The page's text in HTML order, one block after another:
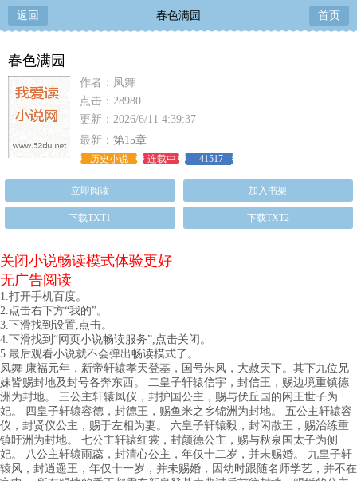
返回 春色满园 首页
春色满园
作者：凤舞
点击：28980
更新：2026/6/11 4:39:37
最新： 第15章
历史小说 连载中 41517
立即阅读 加入书架
下载TXT1 下载TXT2
关闭小说畅读模式体验更好
无广告阅读
1.打开手机百度。
2.点击右下方“我的”。
3.下滑找到设置,点击。
4.下滑找到“网页小说畅读服务”,点击关闭。
5.最后观看小说就不会弹出畅读模式了。
凤舞 康福元年，新帝轩辕孝天登基，国号朱凤，大赦天下。其下九位兄
妹皆赐封地及封号各奔东西。 二皇子轩辕信宇，封信王，赐边境重镇德
洲为封地。 三公主轩辕凤仪，封护国公主，赐与伏丘国的闲王世子为
妃。 四皇子轩辕容德，封德王，赐鱼米之乡锦洲为封地。 五公主轩辕容
仪，封贤仪公主，赐于左相为妻。 六皇子轩辕毅，封闲散王，赐治练重
镇盱洲为封地。 七公主轩辕红裳，封颜德公主，赐与秋泉国太子为侧
妃。 八公主轩辕雨蕊，封清心公主，年仅十二岁，并未赐婚。 九皇子轩
辕风，封逍遥王，年仅十一岁，并未赐婚，因幼时跟随名师学艺，并不在